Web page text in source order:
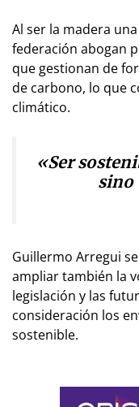
Al ser la madera
federación abogan
que gestionan de
de carbono, lo que
climático.
«Ser
sino
Guillermo Arregui
ampliar también la
legislación y las
consideración los
sostenible.